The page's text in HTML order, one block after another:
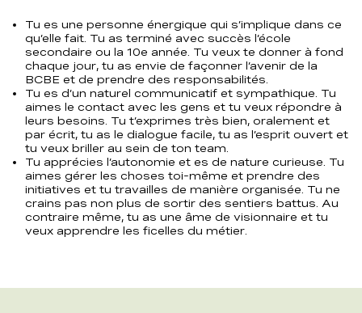
Tu es une personne énergique qui s’implique dans ce
qu’elle fait. Tu as terminé avec succès l’école
secondaire ou la 10e année. Tu veux te donner à fond
chaque jour, tu as envie de façonner l’avenir de la
BCBE et de prendre des responsabilités.
Tu es d’un naturel communicatif et sympathique. Tu
aimes le contact avec les gens et tu veux répondre à
leurs besoins. Tu t’exprimes très bien, oralement et
par écrit, tu as le dialogue facile, tu as l’esprit ouvert et
tu veux briller au sein de ton team.
Tu apprécies l’autonomie et es de nature curieuse. Tu
aimes gérer les choses toi-même et prendre des
initiatives et tu travailles de manière organisée. Tu ne
crains pas non plus de sortir des sentiers battus. Au
contraire même, tu as une âme de visionnaire et tu
veux apprendre les ficelles du métier.